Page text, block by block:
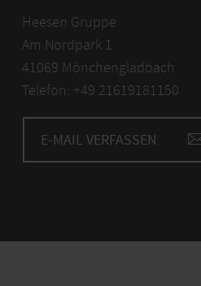
Heesen Gruppe
Am Nordpark 1
41069 Mönchengladbach
Telefon: +49 21619181150
E-MAIL VERFASSEN